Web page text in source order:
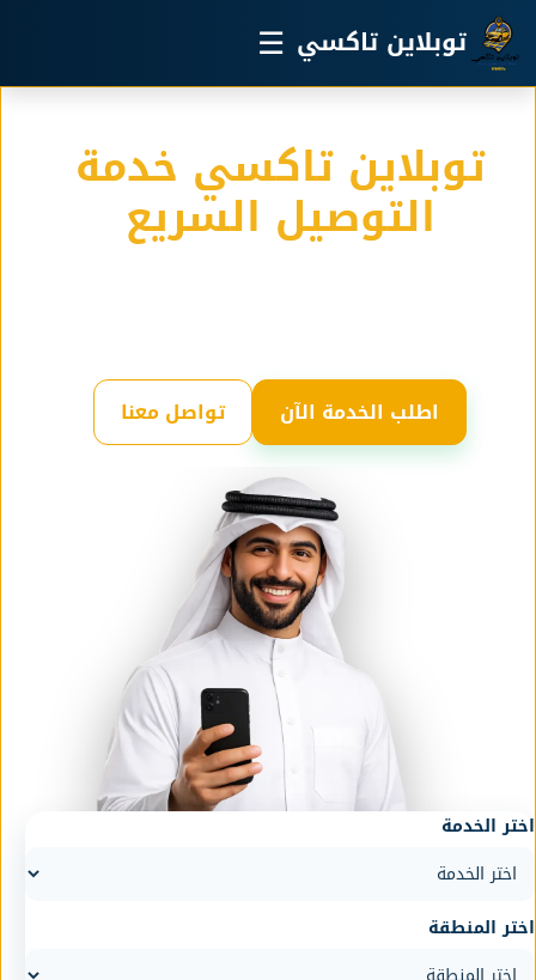
تخطي إلى المحتوى الرئيسي
توبلاين تاكسي ☰
توبلاين تاكسي خدمة
التوصيل السريع
اطلب الخدمة الآن تواصل معنا
اختر الخدمة
اختر المنطقة